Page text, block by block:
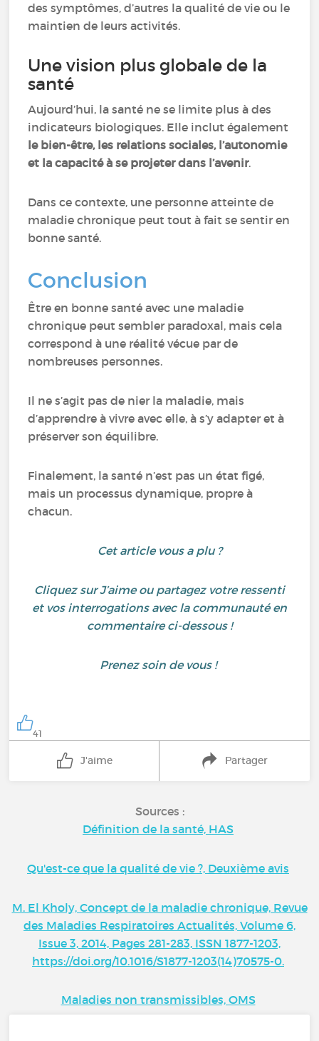
des symptômes, d’autres la qualité de vie ou le
maintien de leurs activités.
Une vision plus globale de la
santé
Aujourd’hui, la santé ne se limite plus à des
indicateurs biologiques. Elle inclut également
le bien-être, les relations sociales, l’autonomie
et la capacité à se projeter dans l’avenir.
Dans ce contexte, une personne atteinte de
maladie chronique peut tout à fait se sentir en
bonne santé.
Conclusion
Être en bonne santé avec une maladie
chronique peut sembler paradoxal, mais cela
correspond à une réalité vécue par de
nombreuses personnes.
Il ne s’agit pas de nier la maladie, mais
d’apprendre à vivre avec elle, à s’y adapter et à
préserver son équilibre.
Finalement, la santé n’est pas un état figé,
mais un processus dynamique, propre à
chacun.
Cet article vous a plu ?
Cliquez sur J’aime ou partagez votre ressenti
et vos interrogations avec la communauté en
commentaire ci-dessous !
Prenez soin de vous !
41
J'aime Partager
Sources :
Définition de la santé, HAS
Qu'est-ce que la qualité de vie ?, Deuxième avis
M. El Kholy, Concept de la maladie chronique, Revue
des Maladies Respiratoires Actualités, Volume 6,
Issue 3, 2014, Pages 281-283, ISSN 1877-1203,
https://doi.org/10.1016/S1877-1203(14)70575-0.
Maladies non transmissibles, OMS